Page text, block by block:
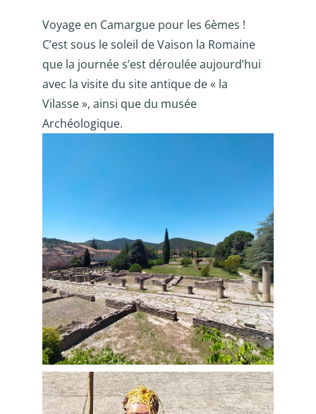
Voyage en Camargue pour les 6èmes !
C’est sous le soleil de Vaison la Romaine
que la journée s’est déroulée aujourd’hui
avec la visite du site antique de « la
Vilasse », ainsi que du musée
Archéologique.